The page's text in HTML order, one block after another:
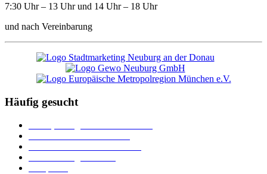
7:30 Uhr – 13 Uhr und 14 Uhr – 18 Uhr
und nach Vereinbarung
Häufig gesucht